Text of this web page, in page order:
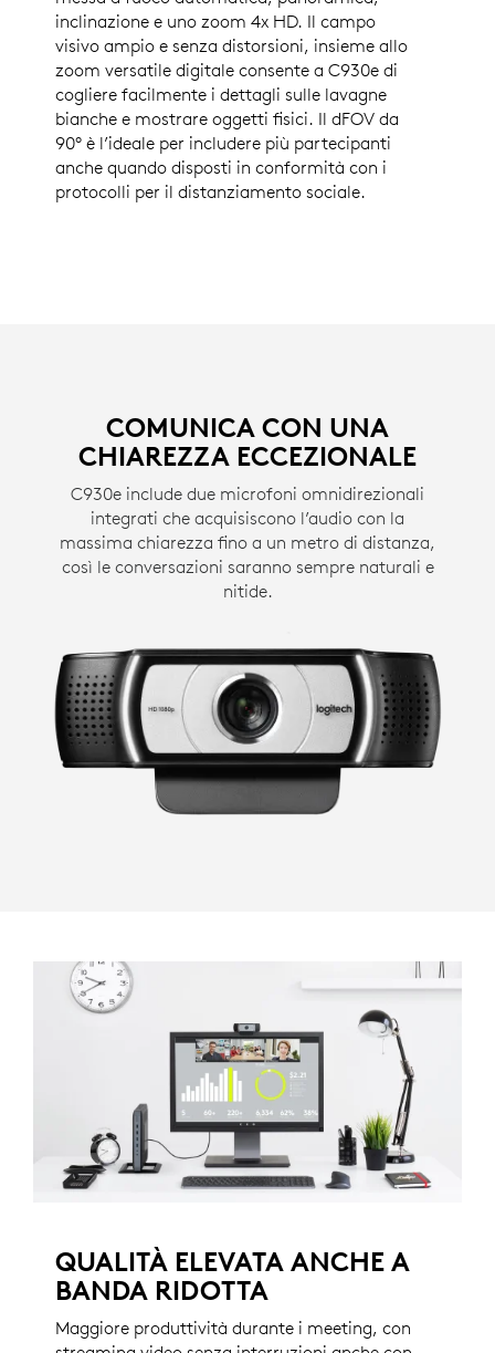
inclinazione e uno zoom 4x HD. Il campo
visivo ampio e senza distorsioni, insieme allo
zoom versatile digitale consente a C930e di
cogliere facilmente i dettagli sulle lavagne
bianche e mostrare oggetti fisici. Il dFOV da
90° è l’ideale per includere più partecipanti
anche quando disposti in conformità con i
protocolli per il distanziamento sociale.
COMUNICA CON UNA
CHIAREZZA ECCEZIONALE
C930e include due microfoni omnidirezionali
integrati che acquisiscono l’audio con la
massima chiarezza fino a un metro di distanza,
così le conversazioni saranno sempre naturali e
nitide.
QUALITÀ ELEVATA ANCHE A
BANDA RIDOTTA
Maggiore produttività durante i meeting, con